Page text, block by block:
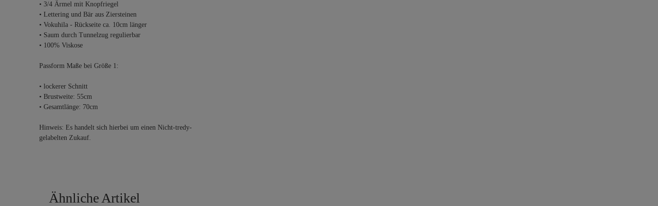
• 3/4 Ärmel mit Knopfriegel
• Lettering und Bär aus Ziersteinen
• Vokuhila - Rückseite ca. 10cm länger
• Saum durch Tunnelzug regulierbar
• 100% Viskose
Passform Maße bei Größe 1:
• lockerer Schnitt
• Brustweite: 55cm
• Gesamtlänge: 70cm
Hinweis: Es handelt sich hierbei um einen Nicht-tredy-
gelabelten Zukauf.
Ähnliche Artikel